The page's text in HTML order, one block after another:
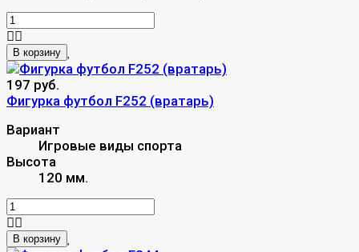
В корзину
197 руб.
Фигурка футбол F252 (вратарь)
Вариант
Игровые виды спорта
Высота
120 мм.
В корзину